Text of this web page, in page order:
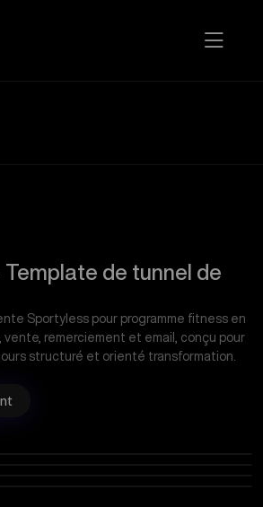
de tunnel de
Sportyless pour programme fitness en
vente, remerciement et email, conçu pour
structuré et orienté transformation.